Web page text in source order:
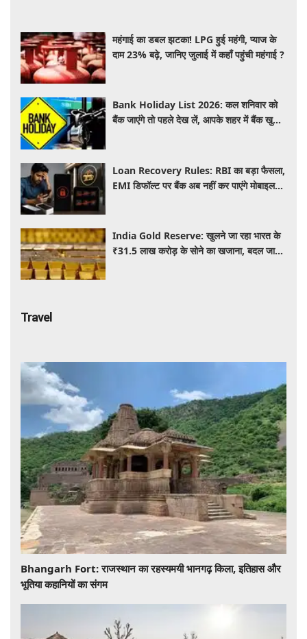
महंगाई का डबल झटका! LPG हुई महंगी, प्याज के
दाम 23% बढ़े, जानिए जुलाई में कहाँ पहुंची महंगाई ?
Bank Holiday List 2026: कल शनिवार को
बैंक जाएंगे तो पहले देख लें, आपके शहर में बैंक खुले
Loan Recovery Rules: RBI का बड़ा फैसला,
EMI डिफॉल्ट पर बैंक अब नहीं कर पाएंगे मोबाइल
India Gold Reserve: खुलने जा रहा भारत के
₹31.5 लाख करोड़ के सोने का खजाना, बदल जाएगा
Travel
Bhangarh Fort: राजस्थान का रहस्यमयी भानगढ़ किला, इतिहास और
भूतिया कहानियों का संगम